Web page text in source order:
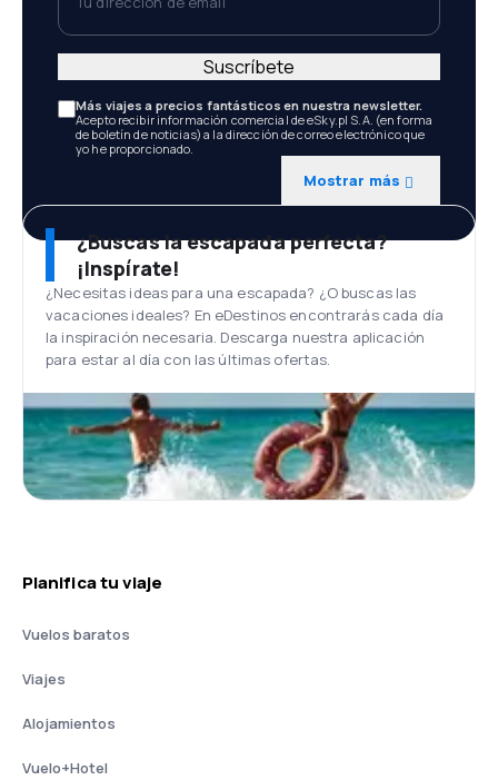
Más viajes a precios fantásticos en nuestra newsletter.
Acepto recibir información comercial de eSky.pl S.A. (en forma
de boletín de noticias) a la dirección de correo electrónico que
yo he proporcionado.
Mostrar más
Suscríbete
¿Buscas la escapada perfecta?
¡Inspírate!
¿Necesitas ideas para una escapada? ¿O buscas las
vacaciones ideales? En eDestinos encontrarás cada día
la inspiración necesaria. Descarga nuestra aplicación
para estar al día con las últimas ofertas.
Planifica tu viaje
Vuelos baratos
Viajes
Alojamientos
Vuelo+Hotel